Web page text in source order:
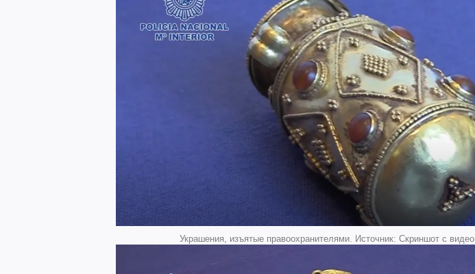
Украшения, изъятые правоохранителями. Источник: Скриншот с видео